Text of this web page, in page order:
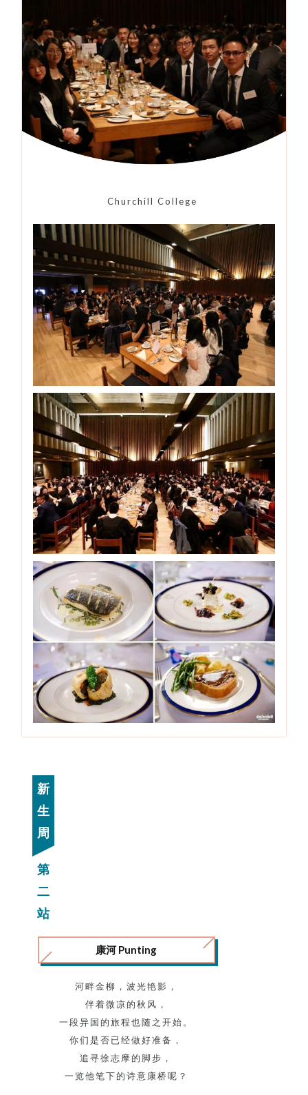
Churchill College
新
生
周
第
二
站
康河 Punting
河畔金柳，波光艳影，
伴着微凉的秋风，
一段异国的旅程也随之开始。
你们是否已经做好准备，
追寻徐志摩的脚步，
一览他笔下的诗意康桥呢？